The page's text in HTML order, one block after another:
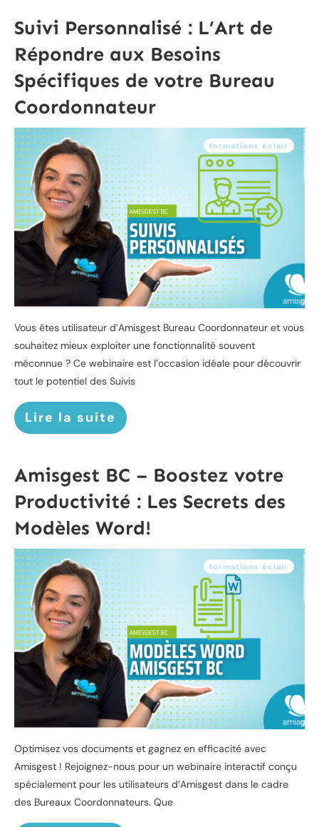
Suivi Personnalisé : L’Art de
Répondre aux Besoins
Spécifiques de votre Bureau
Coordonnateur
formations éclair
Vous êtes utilisateur d’Amisgest Bureau Coordonnateur et vous
souhaitez mieux exploiter une fonctionnalité souvent
méconnue ? Ce webinaire est l’occasion idéale pour découvrir
tout le potentiel des Suivis
Lire la suite
Amisgest BC – Boostez votre
Productivité : Les Secrets des
Modèles Word!
formations éclair
Optimisez vos documents et gagnez en efficacité avec
Amisgest ! Rejoignez-nous pour un webinaire interactif conçu
spécialement pour les utilisateurs d’Amisgest dans le cadre
des Bureaux Coordonnateurs. Que